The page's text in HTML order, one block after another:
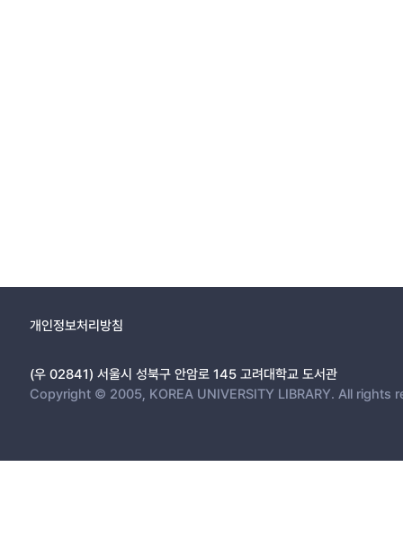
개인정보처리방침
(우 02841) 서울시 성북구 안암로 145 고려대학교 도서관
Copyright © 2005, KOREA UNIVERSITY LIBRARY. All rights